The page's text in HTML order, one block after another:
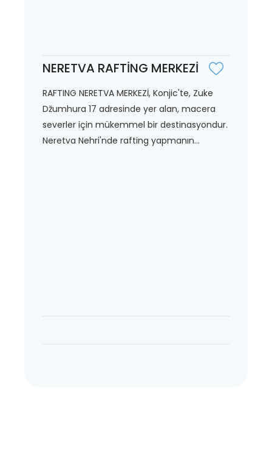
NERETVA RAFTİNG MERKEZİ
RAFTING NERETVA MERKEZİ, Konjic'te, Zuke
Džumhura 17 adresinde yer alan, macera
severler için mükemmel bir destinasyondur.
Neretva Nehri'nde rafting yapmanın...